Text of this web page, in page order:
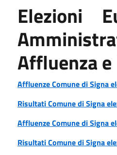
Elezioni
Affluenza
Affluenze Comune di Signa
Risultati Comune di Signa
Affluenze Comune di Signa
Risultati Comune di Signa